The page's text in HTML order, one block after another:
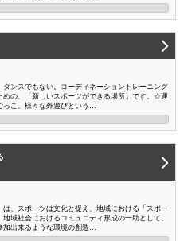
ンスでもない。コーディネーショントレーニング
めの、「新しいスポーツができる場所」です。☆運
こ、様々な外遊びという…
、スポーツは文化と捉え、地域における「スポー
域社会におけるコミュニティ形成の一助として、
加出来るような環境の創造…